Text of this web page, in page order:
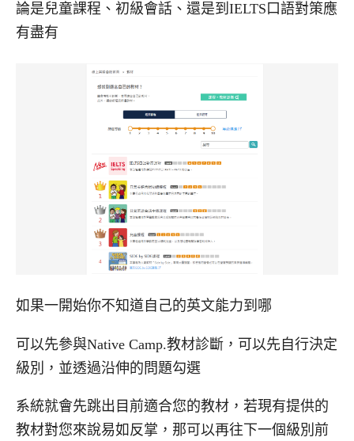
論是兒童課程、初級會話、還是到IELTS口語對策應
有盡有
如果一開始你不知道自己的英文能力到哪
可以先參與Native Camp.教材診斷，可以先自行決定
級別，並透過沿伸的問題勾選
系統就會先跳出目前適合您的教材，若現有提供的
教材對您來說易如反掌，那可以再往下一個級別前